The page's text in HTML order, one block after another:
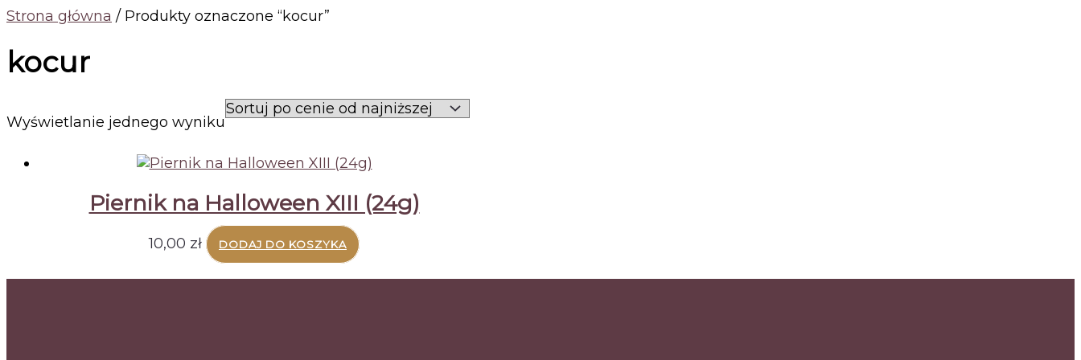
Strona główna / Produkty oznaczone “kocur”
kocur
Wyświetlanie jednego wyniku
Piernik na Halloween XIII (24g)
10,00 zł DODAJ DO KOSZYKA